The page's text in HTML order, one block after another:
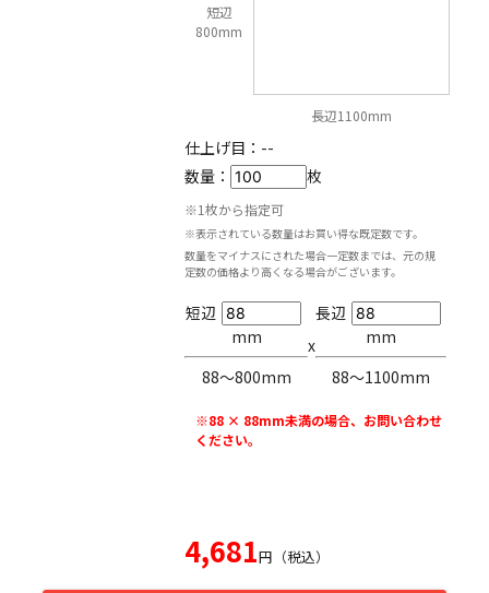
短辺
800mm
長辺1100mm
仕上げ目： --
数量：
枚
※1枚から指定可
※表示されている数量はお買い得な既定数です。
数量をマイナスにされた場合一定数までは、元の規
定数の価格より高くなる場合がございます。
短辺
mm
88〜800mm
x
長辺
mm
88〜1100mm
※88 × 88mm未満の場合、お問い合わせ
ください。
4,681円（税込）